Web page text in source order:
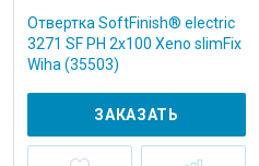
Отвертка SoftFinish® electric
3271 SF PH 2x100 Xeno slimFix
Wiha (35503)
ЗАКАЗАТЬ